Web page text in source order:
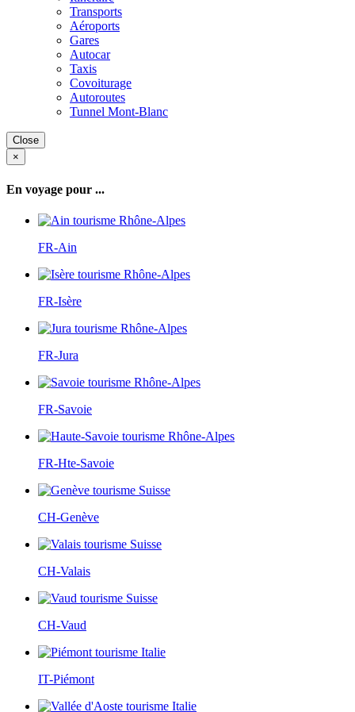
Transports
Aéroports
Gares
Autocar
Taxis
Covoiturage
Autoroutes
Tunnel Mont-Blanc
Close
×
En voyage pour ...
FR-Ain
FR-Isère
FR-Jura
FR-Savoie
FR-Hte-Savoie
CH-Genève
CH-Valais
CH-Vaud
IT-Piémont